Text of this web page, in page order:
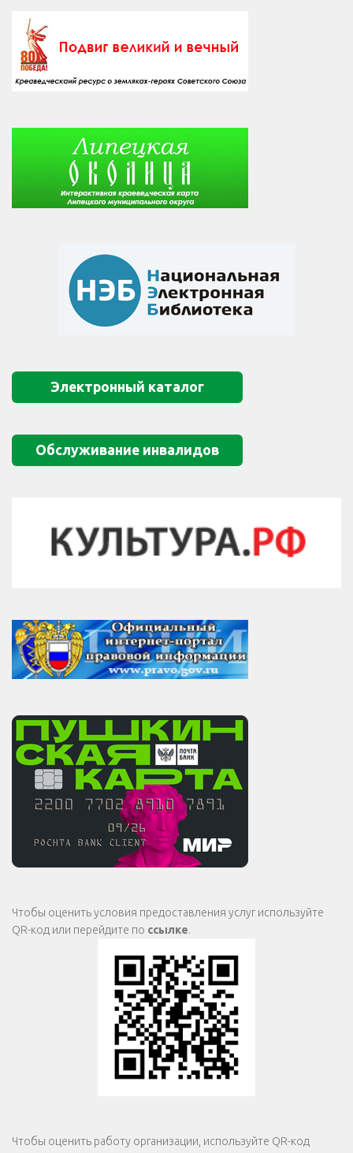
Электронный каталог
Обслуживание инвалидов
Чтобы оценить условия предоставления услуг используйте
QR-код или перейдите по ссылке.
Чтобы оценить работу организации, используйте QR-код